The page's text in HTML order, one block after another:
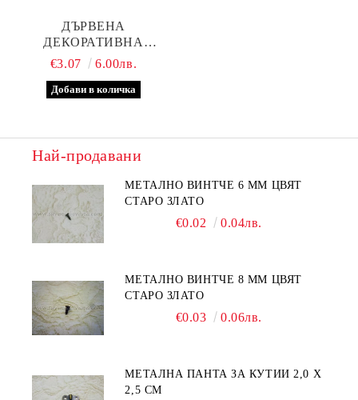
ДЪРВЕНА
ДЕКОРАТИВНА
ТАБЕЛКА, МОДЕЛ ДВЕ
€3.07 6.00лв.
Най-продавани
МЕТАЛНО ВИНТЧЕ 6 ММ ЦВЯТ
СТАРО ЗЛАТО
€0.02 0.04лв.
МЕТАЛНО ВИНТЧЕ 8 ММ ЦВЯТ
СТАРО ЗЛАТО
€0.03 0.06лв.
МЕТАЛНА ПАНТА ЗА КУТИИ 2,0 Х
2,5 СМ